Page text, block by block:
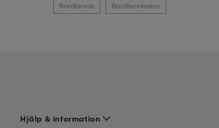
Bordtennis Bordtennisskor
Hjälp & information